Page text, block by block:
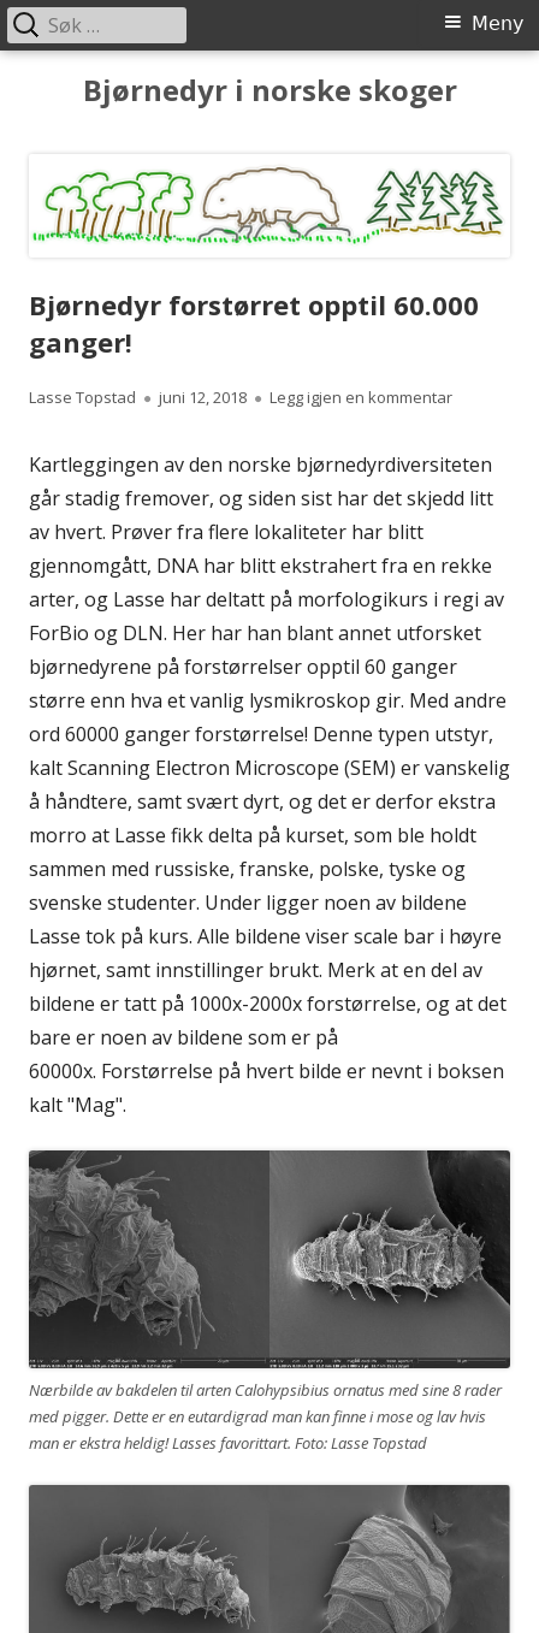
Bjørnedyr i norske skoger
Primærmeny Meny
Søk
etter:
Bjørnedyr forstørret opptil 60.000
ganger!
Forfatter
Lasse Topstad Publisert
juni 12, 2018 Legg igjen en kommentartil
Kartleggingen av den norske bjørnedyrdiversiteten
går stadig fremover, og siden sist har det skjedd litt
av hvert. Prøver fra flere lokaliteter har blitt
gjennomgått, DNA har blitt ekstrahert fra en rekke
arter, og Lasse har deltatt på morfologikurs i regi av
ForBio og DLN. Her har han blant annet utforsket
bjørnedyrene på forstørrelser opptil 60 ganger
større enn hva et vanlig lysmikroskop gir. Med andre
ord 60000 ganger forstørrelse! Denne typen utstyr,
kalt Scanning Electron Microscope (SEM) er vanskelig
å håndtere, samt svært dyrt, og det er derfor ekstra
morro at Lasse fikk delta på kurset, som ble holdt
sammen med russiske, franske, polske, tyske og
svenske studenter. Under ligger noen av bildene
Lasse tok på kurs. Alle bildene viser scale bar i høyre
hjørnet, samt innstillinger brukt. Merk at en del av
bildene er tatt på 1000x-2000x forstørrelse, og at det
bare er noen av bildene som er på
60000x. Forstørrelse på hvert bilde er nevnt i boksen
kalt "Mag".
Nærbilde av bakdelen til arten Calohypsibius ornatus med sine 8 rader
med pigger. Dette er en eutardigrad man kan finne i mose og lav hvis
man er ekstra heldig! Lasses favorittart. Foto: Lasse Topstad